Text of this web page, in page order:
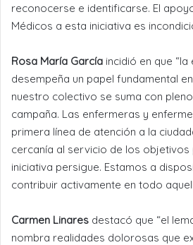
reconocerse e identificarse. El
Médicos a esta iniciativa es
Rosa María García incidió en que
desempeña un papel fundamental
nuestro colectivo se suma con
campaña. Las enfermeras y
primera línea de atención a la
cercanía al servicio de los
iniciativa persigue. Estamos a
contribuir activamente en todo
Carmen Linares destacó que “el
nombra realidades dolorosas que